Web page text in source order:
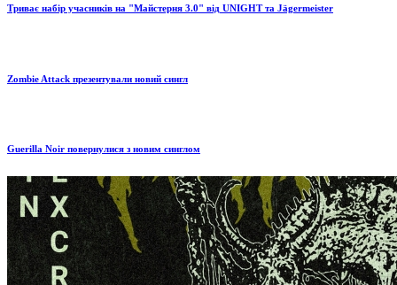
Триває набір учасників на "Майстерня 3.0" від UNIGHT та Jägermeister
Zombie Attack презентували новий сингл
Guerilla Noir повернулися з новим синглом